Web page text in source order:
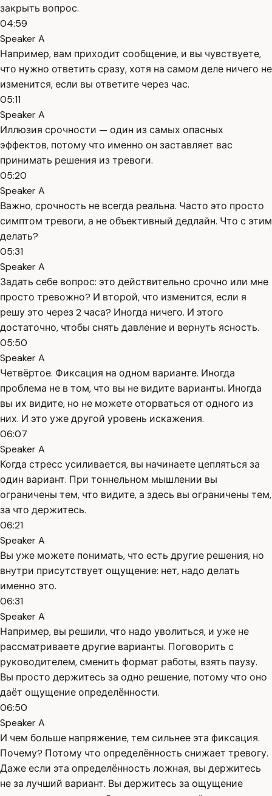
закрыть вопрос.
04:59
Speaker A
Например, вам приходит сообщение, и вы чувствуете,
что нужно ответить сразу, хотя на самом деле ничего не
изменится, если вы ответите через час.
05:11
Speaker A
Иллюзия срочности — один из самых опасных
эффектов, потому что именно он заставляет вас
принимать решения из тревоги.
05:20
Speaker A
Важно, срочность не всегда реальна. Часто это просто
симптом тревоги, а не объективный дедлайн. Что с этим
делать?
05:31
Speaker A
Задать себе вопрос: это действительно срочно или мне
просто тревожно? И второй, что изменится, если я
решу это через 2 часа? Иногда ничего. И этого
достаточно, чтобы снять давление и вернуть ясность.
05:50
Speaker A
Четвёртое. Фиксация на одном варианте. Иногда
проблема не в том, что вы не видите варианты. Иногда
вы их видите, но не можете оторваться от одного из
них. И это уже другой уровень искажения.
06:07
Speaker A
Когда стресс усиливается, вы начинаете цепляться за
один вариант. При тоннельном мышлении вы
ограничены тем, что видите, а здесь вы ограничены тем,
за что держитесь.
06:21
Speaker A
Вы уже можете понимать, что есть другие решения, но
внутри присутствует ощущение: нет, надо делать
именно это.
06:31
Speaker A
Например, вы решили, что надо уволиться, и уже не
рассматриваете другие варианты. Поговорить с
руководителем, сменить формат работы, взять паузу.
Вы просто держитесь за одно решение, потому что оно
даёт ощущение определённости.
06:50
Speaker A
И чем больше напряжение, тем сильнее эта фиксация.
Почему? Потому что определённость снижает тревогу.
Даже если эта определённость ложная, вы держитесь
не за лучший вариант. Вы держитесь за ощущение